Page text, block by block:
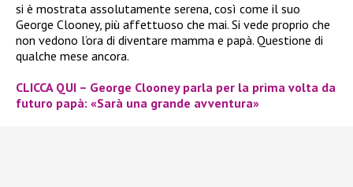
si è mostrata assolutamente serena, così come il suo
George Clooney, più affettuoso che mai. Si vede proprio che
non vedono l’ora di diventare mamma e papà. Questione di
qualche mese ancora.
CLICCA QUI – George Clooney parla per la prima volta da
futuro papà: «Sarà una grande avventura»